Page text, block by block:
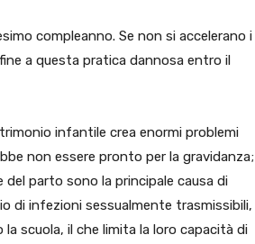
compleanno. Se non si accelerano i
a questa pratica dannosa entro il
infantile crea enormi problemi
non essere pronto per la gravidanza;
del parto sono la principale causa di
di infezioni sessualmente trasmissibili,
scuola, il che limita la loro capacità di